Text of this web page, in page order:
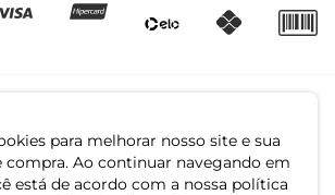
para melhorar nosso site e sua
compra. Ao continuar navegando em
está de acordo com a nossa política